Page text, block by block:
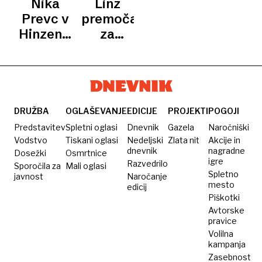
letalo
kosilnico,
na
Nika
Prevc v
Hinzenbachu
pete
Linz
premočan
za
DRUŽBA
Predstavitev
Vodstvo
Dosežki
Sporočila za
javnost
OGLAŠEVANJE
Spletni oglasi
Tiskani oglasi
Osmrtnice
Mali oglasi
EDICIJE
Dnevnik
Nedeljski
dnevnik
Razvedrilo
Naročanje
edicij
PROJEKTI
Gazela
Zlata nit
POGOJI
Naročniški
Akcije in
nagradne
igre
Spletno
mesto
Piškotki
Avtorske
pravice
Volilna
kampanja
Zasebnost